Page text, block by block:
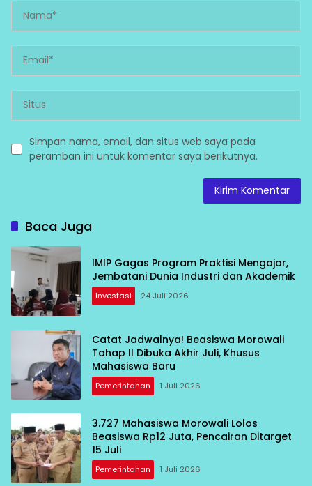
Simpan nama, email, dan situs web saya pada
peramban ini untuk komentar saya berikutnya.
Baca Juga
IMIP Gagas Program Praktisi Mengajar,
Jembatani Dunia Industri dan Akademik
Investasi 24 Juli 2026
Catat Jadwalnya! Beasiswa Morowali
Tahap II Dibuka Akhir Juli, Khusus
Mahasiswa Baru
Pemerintahan 1 Juli 2026
3.727 Mahasiswa Morowali Lolos
Beasiswa Rp12 Juta, Pencairan Ditarget
15 Juli
Pemerintahan 1 Juli 2026